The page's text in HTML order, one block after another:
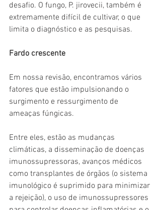
desafio. O fungo, P. jirovecii, também é
extremamente difícil de cultivar, o que
limita o diagnóstico e as pesquisas.
Fardo crescente
Em nossa revisão, encontramos vários
fatores que estão impulsionando o
surgimento e ressurgimento de
ameaças fúngicas.
Entre eles, estão as mudanças
climáticas, a disseminação de doenças
imunossupressoras, avanços médicos
como transplantes de órgãos (o sistema
imunológico é suprimido para minimizar
a rejeição), o uso de imunossupressores